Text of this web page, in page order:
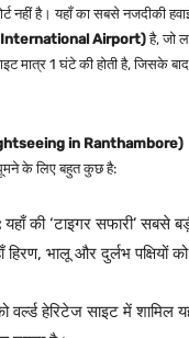
नहीं है। यहाँ का सबसे नजदीकी
International Airport)है, जो
मात्र 1 घंटे की होती है, जिसके
in Ranthambore)
के लिए बहुत कुछ है:
यहाँ की ‘टाइगर सफारी’ सबसे
हिरण, भालू और दुर्लभ पक्षियों
वर्ल्ड हेरिटेज साइट में शामिल